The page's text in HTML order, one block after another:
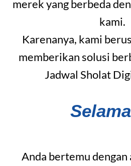
merek yang berbeda
kami.
Karenanya, kami
memberikan solusi
Jadwal Sholat
Anda bertemu dengan